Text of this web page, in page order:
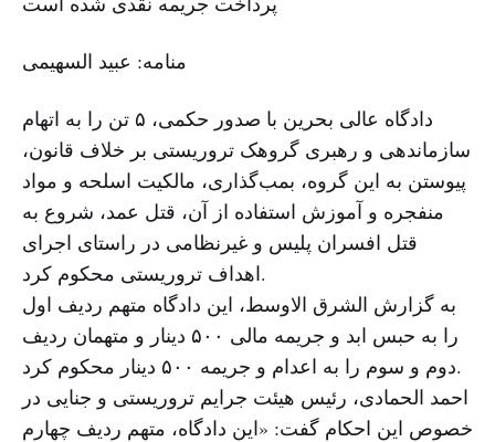
منامه: عبید السهیمی
دادگاه عالی بحرین با صدور حکمی، ۵ تن را به اتهام
سازماندهی و رهبری گروهک تروریستی بر خلاف قانون،
پیوستن به این گروه، بمب‌گذاری، مالکیت اسلحه و مواد
منفجره و آموزش استفاده از آن، قتل عمد، شروع به
قتل افسران پلیس و غیرنظامی در راستای اجرای
اهداف تروریستی محکوم کرد.
به گزارش الشرق الاوسط، این دادگاه متهم ردیف اول
را به حبس ابد و جریمه مالی ۵۰۰ دینار و متهمان ردیف
دوم و سوم را به اعدام و جریمه ۵۰۰ دینار محکوم کرد.
احمد الحمادی، رئیس هیئت جرایم تروریستی و جنایی در
خصوص این احکام گفت: «این دادگاه، متهم ردیف چهارم